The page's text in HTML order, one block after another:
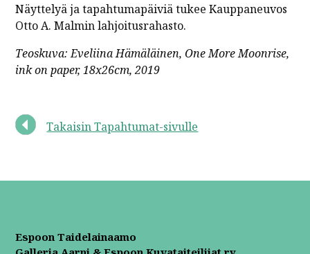
Näyttelyä ja tapahtumapäiviä tukee Kauppaneuvos
Otto A. Malmin lahjoitusrahasto.
Teoskuva: Eveliina Hämäläinen, One More Moonrise,
ink on paper, 18x26cm, 2019
Takaisin Tapahtumat-sivulle
Espoon Taidelainaamo